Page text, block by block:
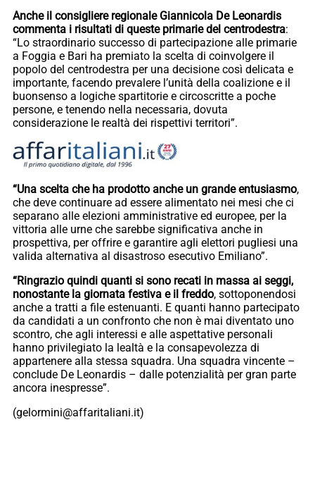
Anche il consigliere regionale Giannicola De Leonardis
commenta i risultati di queste primarie del centrodestra:
“Lo straordinario successo di partecipazione alle primarie
a Foggia e Bari ha premiato la scelta di coinvolgere il
popolo del centrodestra per una decisione così delicata e
importante, facendo prevalere l’unità della coalizione e il
buonsenso a logiche spartitorie e circoscritte a poche
persone, e tenendo nella necessaria, dovuta
considerazione le realtà dei rispettivi territori”.
“Una scelta che ha prodotto anche un grande entusiasmo,
che deve continuare ad essere alimentato nei mesi che ci
separano alle elezioni amministrative ed europee, per la
vittoria alle urne che sarebbe significativa anche in
prospettiva, per offrire e garantire agli elettori pugliesi una
valida alternativa al disastroso esecutivo Emiliano”.
“Ringrazio quindi quanti si sono recati in massa ai seggi,
nonostante la giornata festiva e il freddo, sottoponendosi
anche a tratti a file estenuanti. E quanti hanno partecipato
da candidati a un confronto che non è mai diventato uno
scontro, che agli interessi e alle aspettative personali
hanno privilegiato la lealtà e la consapevolezza di
appartenere alla stessa squadra. Una squadra vincente –
conclude De Leonardis – dalle potenzialità per gran parte
ancora inespresse”.
(gelormini@affaritaliani.it)